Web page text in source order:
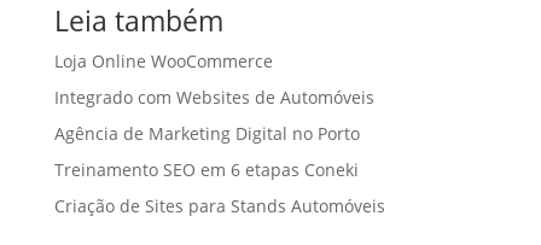
Leia também
Loja Online WooCommerce
Integrado com Websites de Automóveis
Agência de Marketing Digital no Porto
Treinamento SEO em 6 etapas Coneki
Criação de Sites para Stands Automóveis